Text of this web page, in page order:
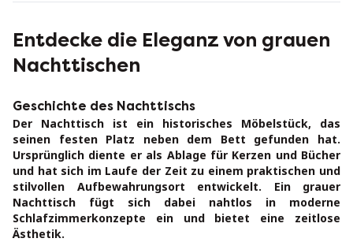
Entdecke die Eleganz von grauen
Nachttischen
Geschichte des Nachttischs
Der Nachttisch ist ein historisches Möbelstück, das
seinen festen Platz neben dem Bett gefunden hat.
Ursprünglich diente er als Ablage für Kerzen und Bücher
und hat sich im Laufe der Zeit zu einem praktischen und
stilvollen Aufbewahrungsort entwickelt. Ein grauer
Nachttisch fügt sich dabei nahtlos in moderne
Schlafzimmerkonzepte ein und bietet eine zeitlose
Ästhetik.